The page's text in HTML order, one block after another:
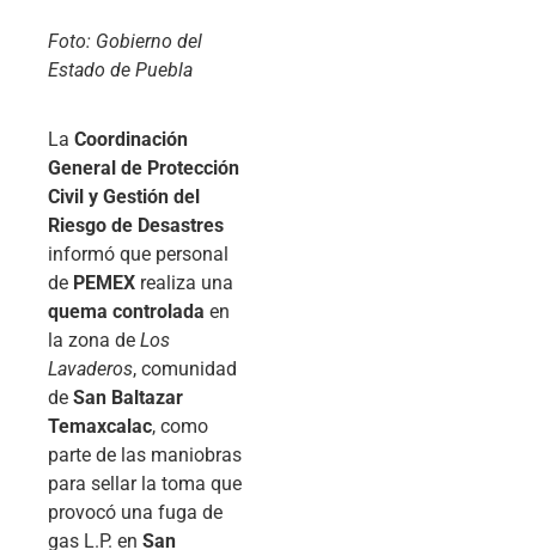
Foto: Gobierno del
Estado de Puebla
La Coordinación
General de Protección
Civil y Gestión del
Riesgo de Desastres
informó que personal
de PEMEX realiza una
quema controlada en
la zona de Los
Lavaderos, comunidad
de San Baltazar
Temaxcalac, como
parte de las maniobras
para sellar la toma que
provocó una fuga de
gas L.P. en San